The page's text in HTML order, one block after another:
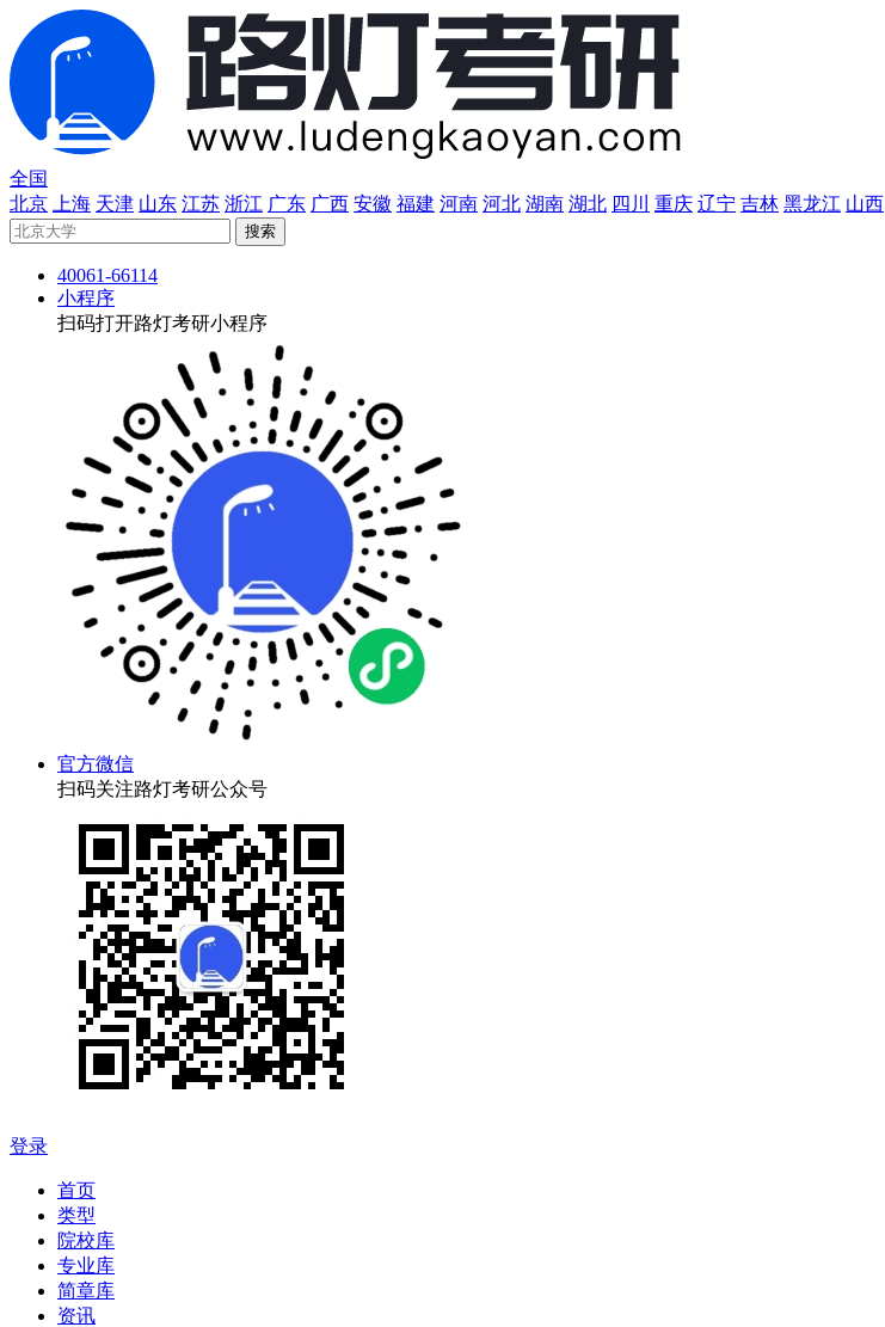
全国
北京
上海 天津 山东 江苏 浙江 广东 广西 安徽 福建 河南 河北 湖南 湖北 四川 重庆 辽宁 吉林 黑龙江 山西
40061-66114
小程序
扫码打开路灯考研小程序
官方微信
扫码关注路灯考研公众号
登录
首页
类型
院校库
专业库
简章库
资讯